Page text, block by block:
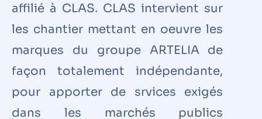
affilié à CLAS. CLAS intervient sur
les chantier mettant en oeuvre les
marques du groupe ARTELIA de
façon totalement indépendante,
pour apporter de srvices exigés
dans les marchés publics